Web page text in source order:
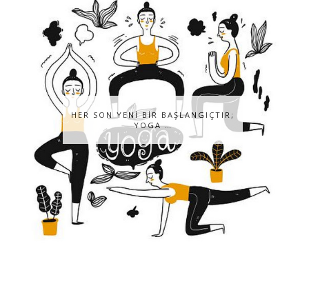
HER SON YENİ BİR BAŞLANGIÇTIR;
YOGA …